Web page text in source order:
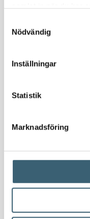
Nödvändig
Inställningar
Statistik
Marknadsföring
Bensin
Verkstad